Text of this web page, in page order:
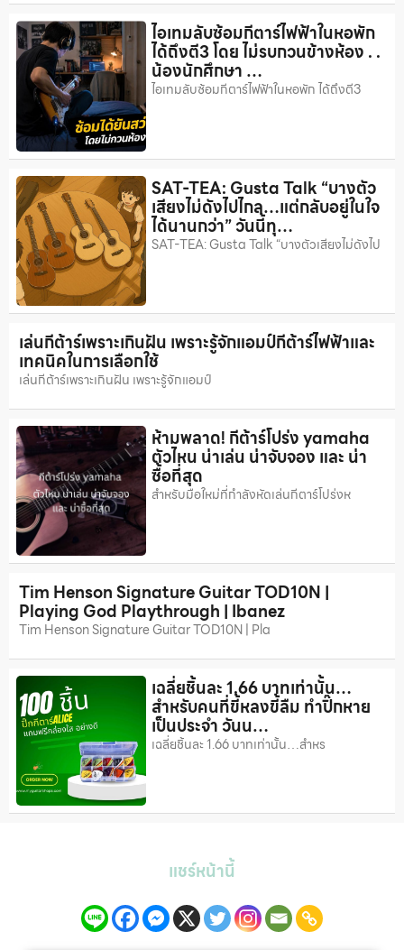
ไอเทมลับซ้อมกีตาร์ไฟฟ้าในหอพัก
ได้ถึงตี3 โดย ไม่รบกวนข้างห้อง . .
น้องนักศึกษา …
ไอเทมลับซ้อมกีตาร์ไฟฟ้าในหอพัก ได้ถึงตี3
SAT-TEA: Gusta Talk “บางตัว
เสียงไม่ดังไปไกล…แต่กลับอยู่ในใจ
ได้นานกว่า” วันนี้ทุ…
SAT-TEA: Gusta Talk “บางตัวเสียงไม่ดังไป
เล่นกีต้าร์เพราะเกินฝัน เพราะรู้จักแอมป์กีต้าร์ไฟฟ้าและ
เทคนิคในการเลือกใช้
เล่นกีต้าร์เพราะเกินฝัน เพราะรู้จักแอมป์
ห้ามพลาด! กีต้าร์โปร่ง yamaha
ตัวไหน น่าเล่น น่าจับจอง และ น่า
ซื้อที่สุด
สำหรับมือใหม่ที่กำลังหัดเล่นกีตาร์โปร่งห
Tim Henson Signature Guitar TOD10N |
Playing God Playthrough | Ibanez
Tim Henson Signature Guitar TOD10N | Pla
เฉลี่ยชิ้นละ 1.66 บาทเท่านั้น…
สำหรับคนที่ขี้หลงขี้ลืม ทำปิ๊กหาย
เป็นประจำ วันน…
เฉลี่ยชิ้นละ 1.66 บาทเท่านั้น…สำหร
แชร์หน้านี้